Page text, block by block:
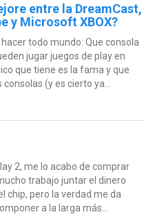
entre la DreamCast,
y Microsoft XBOX?
todo mundo: Que consola
jugar juegos de play en
que tiene es la fama y que
(y es cierto ya...
2, me lo acabo de comprar
trabajo juntar el dinero
chip, pero la verdad me da
a la larga más...